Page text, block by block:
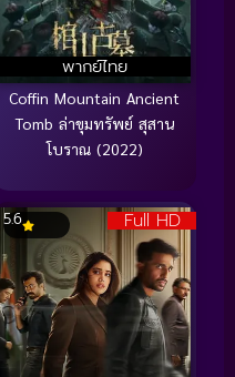
พากย์ไทย
Coffin Mountain Ancient
Tomb ล่าขุมทรัพย์ สุสาน
โบราณ (2022)
Full HD
5.6